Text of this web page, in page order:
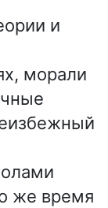
и
морали
же время